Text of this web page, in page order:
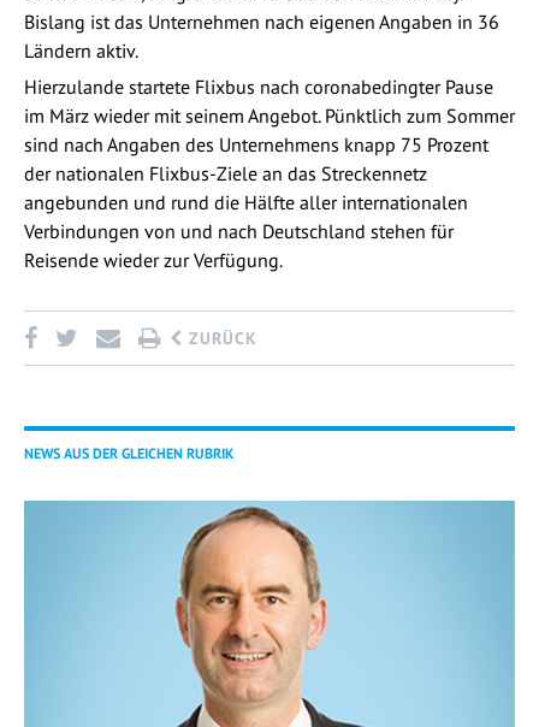
Bislang ist das Unternehmen nach eigenen Angaben in 36
Ländern aktiv.
Hierzulande startete Flixbus nach coronabedingter Pause
im März wieder mit seinem Angebot. Pünktlich zum Sommer
sind nach Angaben des Unternehmens knapp 75 Prozent
der nationalen Flixbus-Ziele an das Streckennetz
angebunden und rund die Hälfte aller internationalen
Verbindungen von und nach Deutschland stehen für
Reisende wieder zur Verfügung.
ZURÜCK
NEWS AUS DER GLEICHEN RUBRIK